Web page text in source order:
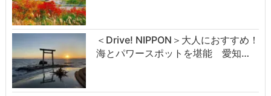
＜Drive! NIPPON＞大人におすすめ！
海とパワースポットを堪能 愛知…